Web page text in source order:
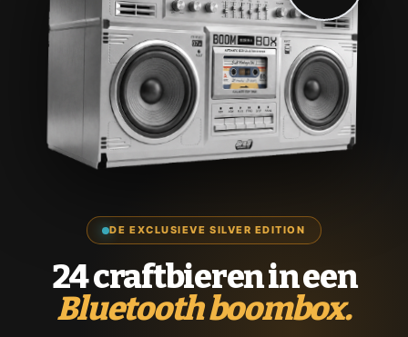
DE EXCLUSIEVE SILVER EDITION
24 craftbieren in een
Bluetooth boombox.